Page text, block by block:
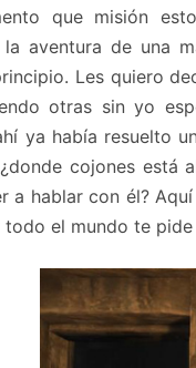
que misión
la aventura de una
Les quiero
otras sin yo
ya había resuelto
cojones está
a hablar con él?
todo el mundo te